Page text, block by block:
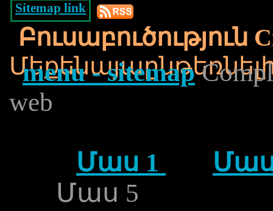
Sitemap link
Բուսաբուծություն
menu - sitemap
web
Մաս 1
Մաս 5